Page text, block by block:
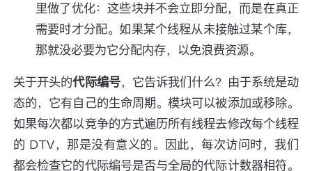
里做了优化：这些块并不会立即分配，而是在真正
需要时才分配。如果某个线程从未接触过某个库，
那就没必要为它分配内存，以免浪费资源。
关于开头的代际编号，它告诉我们什么？由于系统是动
态的，它有自己的生命周期。模块可以被添加或移除。
如果每次都以竞争的方式遍历所有线程去修改每个线程
的 DTV，那是没有意义的。因此，每次访问时，我们
都会检查它的代际编号是否与全局的代际计数器相符。